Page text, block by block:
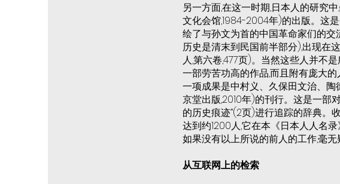
另一方面,在这一时期,日本人的研究
文化会馆,1984-2004年)的出版。这
绘了与孙文为首的中国革命家们的
历史是清末到民国前半部分),出现在
人,第六卷,477页)。当然这些人并不
一部劳苦功高的作品,而且附有庞大
一项成果是中村义、久保田文治、
京堂出版,2010年)的刊行。这是一部
的历史痕迹”(2页)进行追踪的辞典。
达到约1200人,它在本《日本人人名
如果没有以上所说的前人的工作,毫
从互联网上的检索